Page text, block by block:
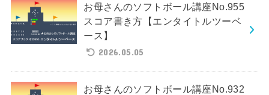
お母さんのソフトボール講座No.955
スコア書き方【エンタイトルツーベ
ース】
2026.05.05
お母さんのソフトボール講座No.932